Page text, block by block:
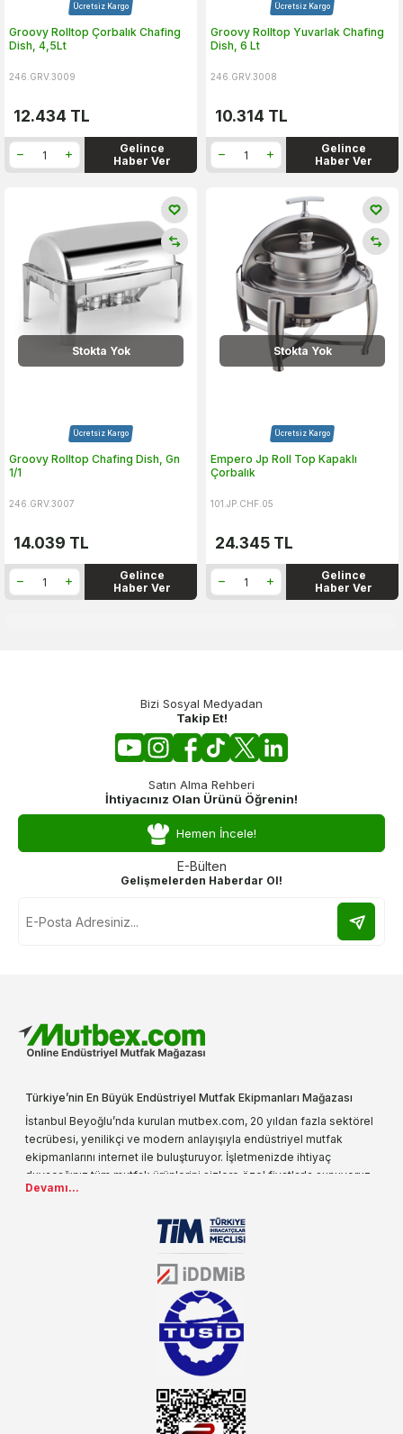
Ücretsiz Kargo
Groovy Rolltop Çorbalık Chafing
Dish, 4,5Lt
246.GRV.3009
12.434 TL
Gelince
Haber Ver
Ücretsiz Kargo
Groovy Rolltop Yuvarlak Chafing
Dish, 6 Lt
246.GRV.3008
10.314 TL
Gelince
Haber Ver
Stokta Yok
Ücretsiz Kargo
Groovy Rolltop Chafing Dish, Gn
1/1
246.GRV.3007
14.039 TL
Gelince
Haber Ver
Stokta Yok
Ücretsiz Kargo
Empero Jp Roll Top Kapaklı
Çorbalık
101.JP.CHF.05
24.345 TL
Gelince
Haber Ver
Bizi Sosyal Medyadan
Takip Et!
Satın Alma Rehberi
İhtiyacınız Olan Ürünü Öğrenin!
Hemen İncele!
E-Bülten
Gelişmelerden Haberdar Ol!
Türkiye’nin En Büyük Endüstriyel Mutfak Ekipmanları Mağazası
İstanbul Beyoğlu’nda kurulan mutbex.com, 20 yıldan fazla sektörel
tecrübesi, yenilikçi ve modern anlayışıyla endüstriyel mutfak
ekipmanlarını internet ile buluşturuyor. İşletmenizde ihtiyaç
duyacağınız tüm mutfak ürünlerini sizlere özel fiyatlarla sunuyoruz.
Endüstriyel mutfak malzemesi deyince akla gelen ilk adreslerden
sektörün farklı alanlarında da faliyet gösteren mutbex.com,
Öztiryakiler resmi bayisidir. Öztiryakiler ürünleri üzerinde büyük bir
donanıma sahip ekibi ile müşterilerine koşulsuz destek sunan
mutbex.com ile endüstriyel mutfak malzemeleri konusunda
alacağınız hizmet standartların her zaman üstünde olacaktır.
Devamı...